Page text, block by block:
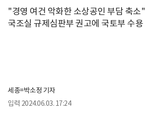
"경영 여건 악화한 소상공인 부담 축소"
국조실 규제심판부 권고에 국토부 수용
세종=박소정 기자
입력 2024.06.03. 17:24